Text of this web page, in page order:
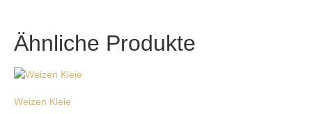
Ähnliche Produkte
Weizen Kleie